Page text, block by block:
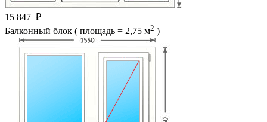
15 847 ₽
Балконный блок ( площадь = 2,75 м2 )